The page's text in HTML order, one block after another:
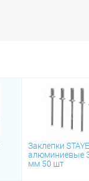
Заклепки
алюминиевые
мм 50 шт